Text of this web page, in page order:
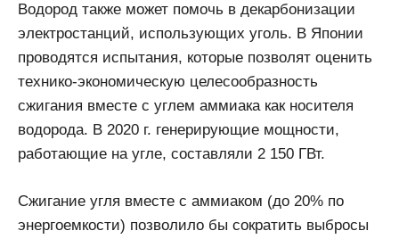
Водород также может помочь в декарбонизации
электростанций, использующих уголь. В Японии
проводятся испытания, которые позволят оценить
технико-экономическую целесообразность
сжигания вместе с углем аммиака как носителя
водорода. В 2020 г. генерирующие мощности,
работающие на угле, составляли 2 150 ГВт.
Сжигание угля вместе с аммиаком (до 20% по
энергоемкости) позволило бы сократить выбросы